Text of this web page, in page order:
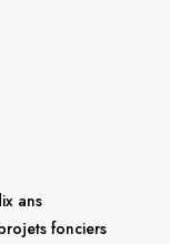
ans
fonciers